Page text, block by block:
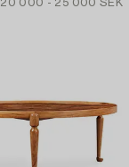
20 000 - 25 000 SEK